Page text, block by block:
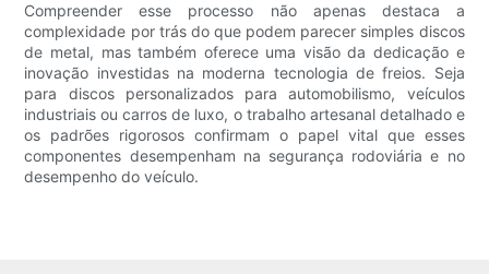
Compreender esse processo não apenas destaca a
complexidade por trás do que podem parecer simples discos
de metal, mas também oferece uma visão da dedicação e
inovação investidas na moderna tecnologia de freios. Seja
para discos personalizados para automobilismo, veículos
industriais ou carros de luxo, o trabalho artesanal detalhado e
os padrões rigorosos confirmam o papel vital que esses
componentes desempenham na segurança rodoviária e no
desempenho do veículo.